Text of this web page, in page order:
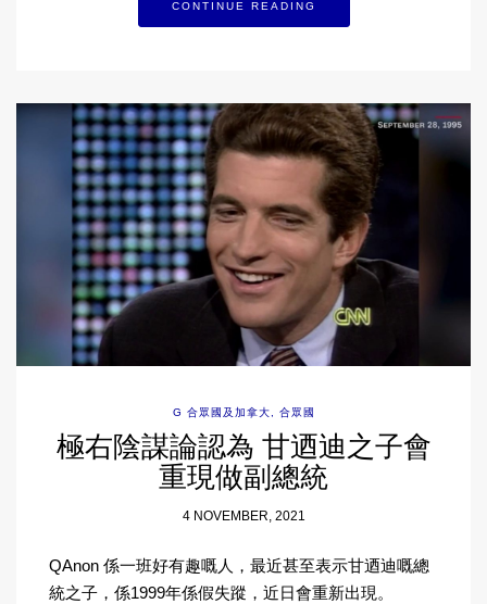
CONTINUE READING
G 合眾國及加拿大, 合眾國
極右陰謀論認為 甘迺迪之子會
重現做副總統
4 NOVEMBER, 2021
QAnon 係一班好有趣嘅人，最近甚至表示甘迺迪嘅總
統之子，係1999年係假失蹤，近日會重新出現。